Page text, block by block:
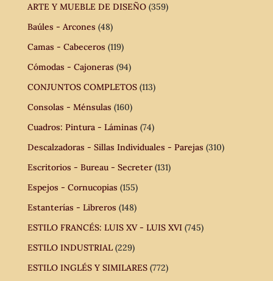
ARTE Y MUEBLE DE DISEÑO (359)
Baúles - Arcones (48)
Camas - Cabeceros (119)
Cómodas - Cajoneras (94)
CONJUNTOS COMPLETOS (113)
Consolas - Ménsulas (160)
Cuadros: Pintura - Láminas (74)
Descalzadoras - Sillas Individuales - Parejas (310)
Escritorios - Bureau - Secreter (131)
Espejos - Cornucopias (155)
Estanterías - Libreros (148)
ESTILO FRANCÉS: LUIS XV - LUIS XVI (745)
ESTILO INDUSTRIAL (229)
ESTILO INGLÉS Y SIMILARES (772)